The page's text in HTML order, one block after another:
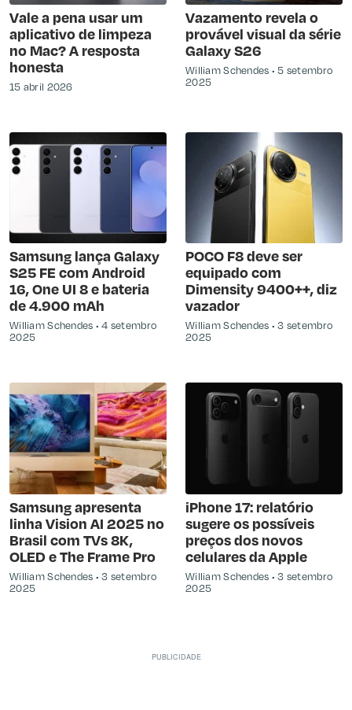
Vale a pena usar um
aplicativo de limpeza
no Mac? A resposta
honesta
15 abril 2026
Vazamento revela o
provável visual da série
Galaxy S26
William Schendes
5 setembro
2025
Samsung lança Galaxy
S25 FE com Android
16, One UI 8 e bateria
de 4.900 mAh
William Schendes
4 setembro
2025
POCO F8 deve ser
equipado com
Dimensity 9400++, diz
vazador
William Schendes
3 setembro
2025
Samsung apresenta
linha Vision AI 2025 no
Brasil com TVs 8K,
OLED e The Frame Pro
William Schendes
3 setembro
2025
iPhone 17: relatório
sugere os possíveis
preços dos novos
celulares da Apple
William Schendes
3 setembro
2025